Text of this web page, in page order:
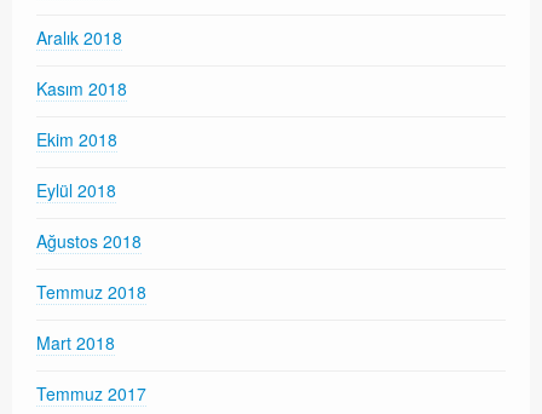
Aralık 2018
Kasım 2018
Ekim 2018
Eylül 2018
Ağustos 2018
Temmuz 2018
Mart 2018
Temmuz 2017